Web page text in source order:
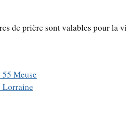
de prière sont valables pour la
Meuse
Lorraine